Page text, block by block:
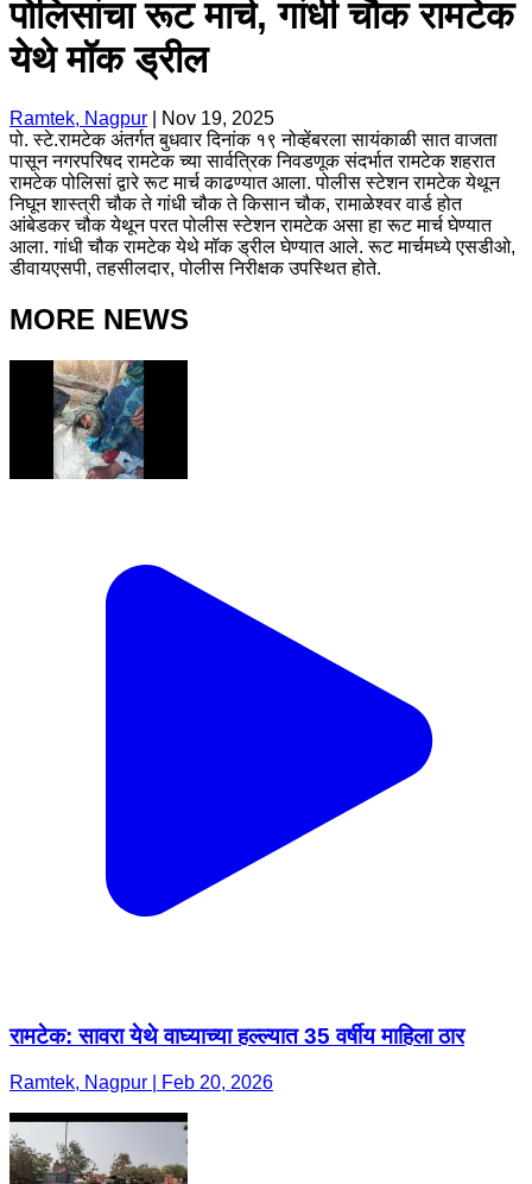
पोलिसांचा रूट मार्च, गांधी चौक रामटेक
येथे मॉक ड्रील
Ramtek, Nagpur
Nov 19, 2025
पो. स्टे.रामटेक अंतर्गत बुधवार दिनांक १९ नोव्हेंबरला सायंकाळी सात वाजता
पासून नगरपरिषद रामटेक च्या सार्वत्रिक निवडणूक संदर्भात रामटेक शहरात
रामटेक पोलिसां द्वारे रूट मार्च काढण्यात आला. पोलीस स्टेशन रामटेक येथून
निघून शास्त्री चौक ते गांधी चौक ते किसान चौक, रामाळेश्वर वार्ड होत
आंबेडकर चौक येथून परत पोलीस स्टेशन रामटेक असा हा रूट मार्च घेण्यात
आला. गांधी चौक रामटेक येथे मॉक ड्रील घेण्यात आले. रूट मार्चमध्ये एसडीओ,
डीवायएसपी, तहसीलदार, पोलीस निरीक्षक उपस्थित होते.
MORE NEWS
रामटेक: सावरा येथे वाघ्याच्या हल्ल्यात 35 वर्षीय माहिला ठार
Ramtek, Nagpur | Feb 20, 2026